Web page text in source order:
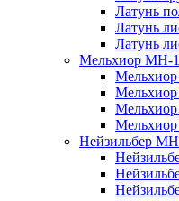
Латунь
Латунь
Латунь
Мельхиор МН-
Нейзильбер